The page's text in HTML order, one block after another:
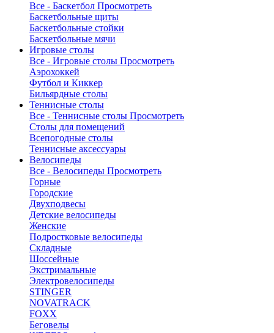
Все - Баскетбол Просмотреть
Баскетбольные щиты
Баскетбольные стойки
Баскетбольные мячи
Игровые столы
Все - Игровые столы Просмотреть
Аэрохоккей
Футбол и Киккер
Бильярдные столы
Теннисные столы
Все - Теннисные столы Просмотреть
Столы для помещений
Всепогодные столы
Теннисные аксессуары
Велосипеды
Все - Велосипеды Просмотреть
Горные
Городские
Двухподвесы
Детские велосипеды
Женские
Подростковые велосипеды
Складные
Шоссейные
Экстримальные
Электровелосипеды
STINGER
NOVATRACK
FOXX
Беговелы